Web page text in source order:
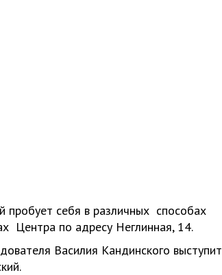
пробует себя в различных способах
Центра по адресу Неглинная, 14.
Василия Кандинского выступит